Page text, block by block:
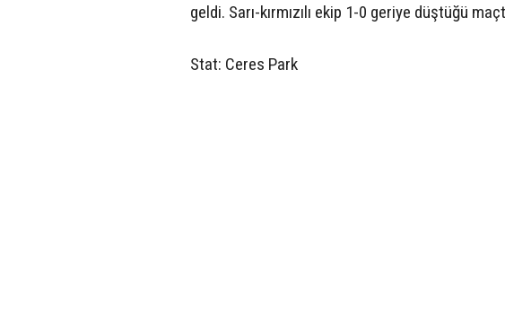
geldi. Sarı-kırmızılı ekip 1-0 geriye düştüğü
Stat: Ceres Park